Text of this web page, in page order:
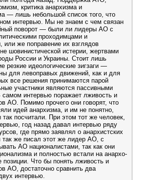
критика анархизма и
— лишь небольшой список того, что
интервью. Мы не знаем с чем связан
поворот — были ли лидеры АО с
проходимцами и
или же поправение их взглядов
шовинистической истерии, жертвами
России и Украины. Стоит лишь
резкие идеологические зигзаги —
для левоправых движений, как и для
все решения принимаются парой
участники являются пассивными
интервью поражает лживость и
АО. Помимо прочего они говорят, что
идей анархизма, и им не понятно,
посчитали. При этом тот же человек,
год назад давал интервью ряду
где прямо заявлял о анархистских
же писал этот же лидер АО, с
АО националистами, так как они
и полностью встали на анархо-
позиции. Что бы понять лживость и
АО, достаточно сравнить два
интервью.